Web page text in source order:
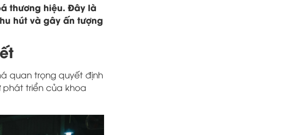
thương hiệu. Đây là
hút và gây ấn tượng
quan trọng quyết định
phát triển của khoa